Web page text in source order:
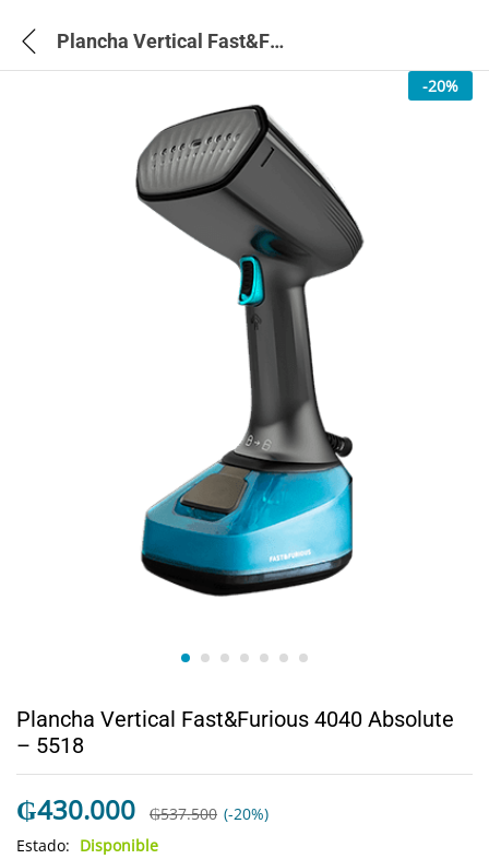
Plancha Vertical Fast&Furious 4040 Absolute – 5518
-20%
Plancha Vertical Fast&Furious 4040 Absolute
– 5518
₲430.000 ₲537.500 (-20%)
Estado: Disponible